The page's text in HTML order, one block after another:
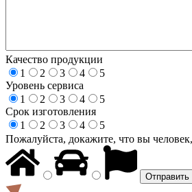
Качество продукции
1
2 3 4
5
Уровень сервиса
1
2 3 4
5
Срок изготовления
1
2 3 4
5
Пожалуйста, докажите, что вы